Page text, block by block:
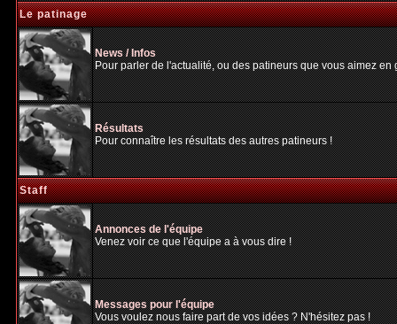
Le patinage
News / Infos
Pour parler de l'actualité, ou des patineurs que vous aimez
Résultats
Pour connaître les résultats des autres patineurs !
Staff
Annonces de l'équipe
Venez voir ce que l'équipe a à vous dire !
Messages pour l'équipe
Vous voulez nous faire part de vos idées ? N'hésitez pas !